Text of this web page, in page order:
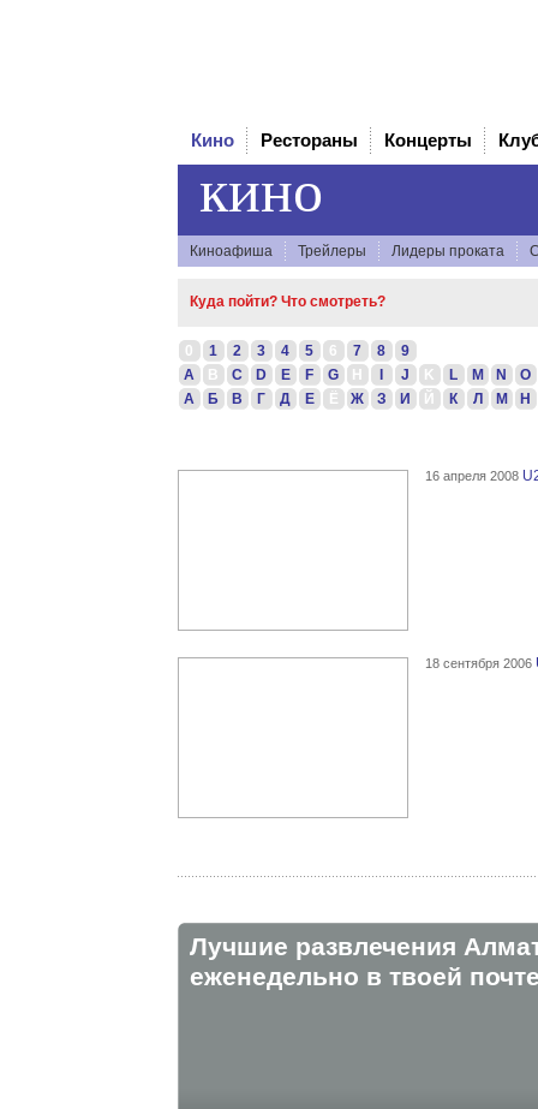
Кино Рестораны Концерты
кино
Киноафиша Трейлеры Лидеры проката
Куда пойти? Что смотреть?
0 1 2 3 4 5 6 7 8
9
A
B C D E F G H J K L M N
O
А
Б В Г Д Е Ё Ж З И Й К Л М Н
16 апреля 2008
18 сентября 2006
Лучшие развлечения
eженедельно в твоей